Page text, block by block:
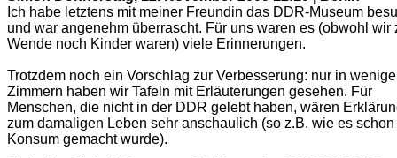
Ich habe letztens mit meiner Freundin das DDR-Museum
und war angenehm überrascht. Für uns waren es (obwohl wir
Wende noch Kinder waren) viele Erinnerungen.
Trotzdem noch ein Vorschlag zur Verbesserung: nur in
Zimmern haben wir Tafeln mit Erläuterungen gesehen. Für
Menschen, die nicht in der DDR gelebt haben, wären
zum damaligen Leben sehr anschaulich (so z.B. wie es schon
Konsum gemacht wurde).